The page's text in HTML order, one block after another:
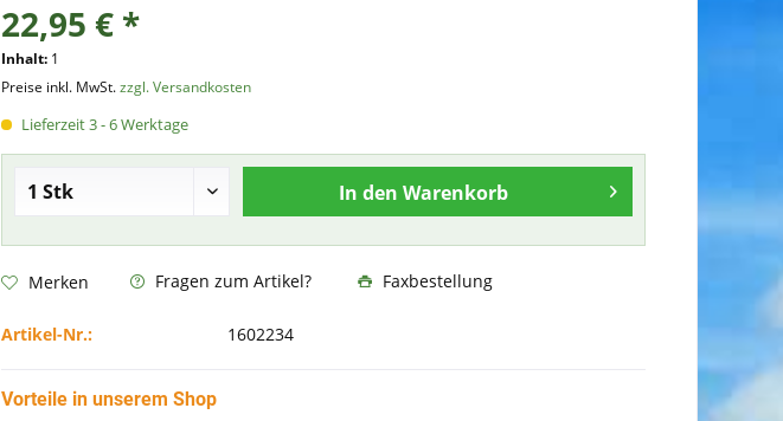
22,95 € *
Inhalt: 1
Preise inkl. MwSt.zzgl. Versandkosten
Lieferzeit 3 - 6 Werktage
In den Warenkorb
Merken Fragen zum Artikel? Faxbestellung
Artikel-Nr.: 1602234
Vorteile in unserem Shop